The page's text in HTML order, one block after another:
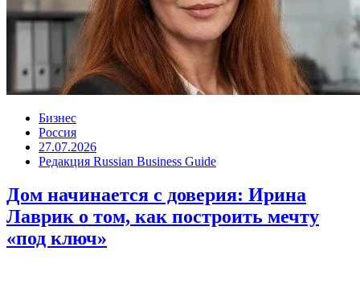
Бизнес
Россия
27.07.2026
Редакция Russian Business Guide
Дом начинается с доверия: Ирина
Лаврик о том, как построить мечту
«под ключ»